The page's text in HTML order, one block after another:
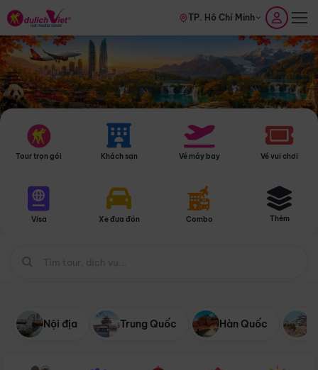
TP. Hồ Chí Minh
Tour trọn gói Khách sạn Vé máy bay Vé vui chơi
Visa Xe đưa đón Combo Thêm
Nội địa Trung Quốc Hàn Quốc